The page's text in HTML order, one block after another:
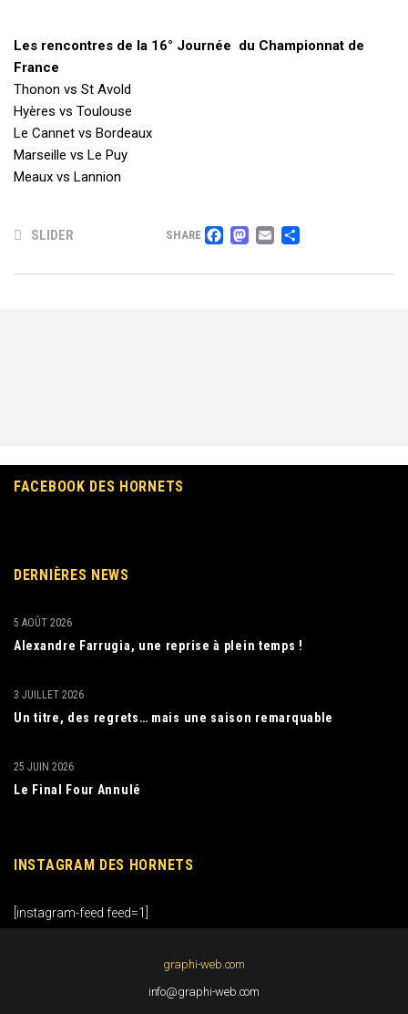
Les rencontres de la 16° Journée du Championnat de
France
Thonon vs St Avold
Hyères vs Toulouse
Le Cannet vs Bordeaux
Marseille vs Le Puy
Meaux vs Lannion
SLIDER SHARE FACEBOOK
MASTODON
EMAIL
FACEBOOK DES HORNETS
DERNIÈRES NEWS
Alexandre Farrugia, une reprise à plein temps !
5 AOÛT 2026
Un titre, des regrets… mais une saison remarquable
3 JUILLET 2026
Le Final Four Annulé
25 JUIN 2026
INSTAGRAM DES HORNETS
[instagram-feed feed=1]
graphi-web.com
info@graphi-web.com